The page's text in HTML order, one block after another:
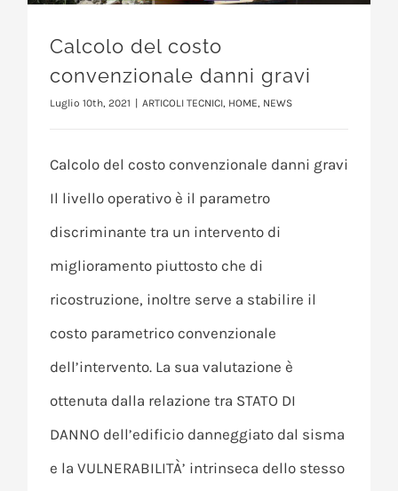
Calcolo del costo
convenzionale danni gravi
Luglio 10th, 2021 | ARTICOLI TECNICI HOME NEWS
Calcolo del costo convenzionale danni gravi
Il livello operativo è il parametro
discriminante tra un intervento di
miglioramento piuttosto che di
ricostruzione, inoltre serve a stabilire il
costo parametrico convenzionale
dell’intervento. La sua valutazione è
ottenuta dalla relazione tra STATO DI
DANNO dell’edificio danneggiato dal sisma
e la VULNERABILITÀ’ intrinseca dello stesso